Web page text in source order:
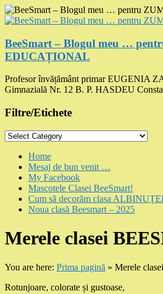
Skip
to
BeeSmart – Blogul meu …
EDUCAȚIONAL
Profesor învățământ primar EUGENIA
Gimnazială Nr. 12 B. P. HASDEU
Filtre/Etichete
Filtre/Etichete
Menu
Home
Mesaj de bun venit …
My Facebook
Mascotele Clasei BeeSmart!
Cum să decorăm clasa
Noua clasă Beesmart – 2025
Merele clasei
You are here: Prima pagină » Merele
Rotunjoare, colorate și gustoase,